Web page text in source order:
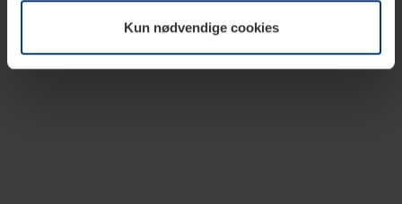
Kun nødvendige cookies